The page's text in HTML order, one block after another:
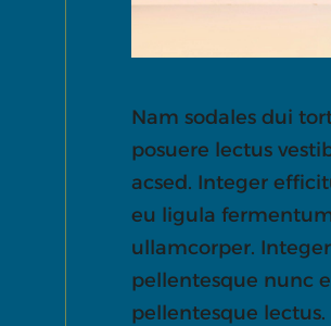
Nam sodales dui
posuere lectus
acsed. Integer
eu ligula
ullamcorper. Integer
pellentesque nunc
pellentesque lectus.